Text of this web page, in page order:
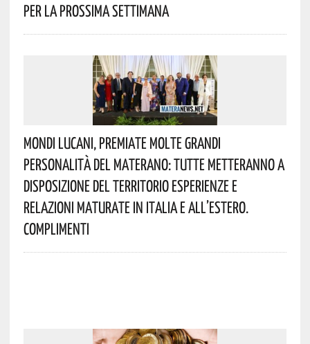
Per La Prossima Settimana
Mondi Lucani, Premiate Molte Grandi
Personalità Del Materano: Tutte Metteranno A
Disposizione Del Territorio Esperienze E
Relazioni Maturate In Italia E All’estero.
Complimenti